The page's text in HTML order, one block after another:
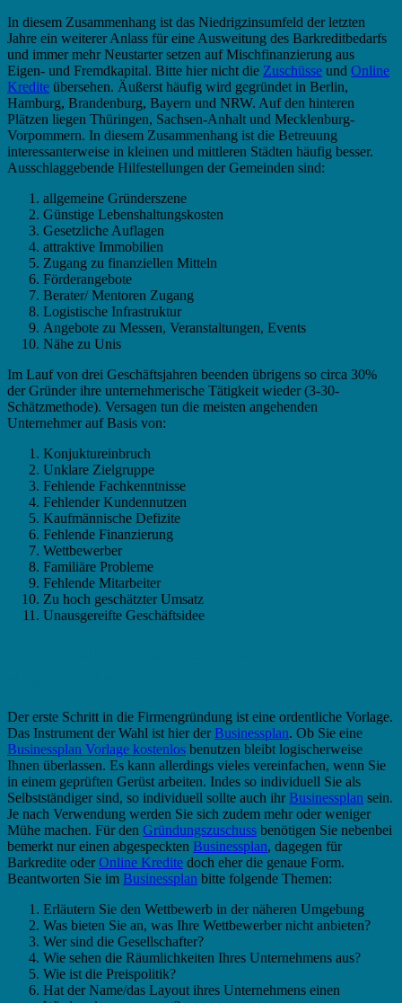
In diesem Zusammenhang ist das Niedrigzinsumfeld der letzten
Jahre ein weiterer Anlass für eine Ausweitung des Barkreditbedarfs
und immer mehr Neustarter setzen auf Mischfinanzierung aus
Eigen- und Fremdkapital. Bitte hier nicht die Zuschüsse und Online
Kredite übersehen. Äußerst häufig wird gegründet in Berlin,
Hamburg, Brandenburg, Bayern und NRW. Auf den hinteren
Plätzen liegen Thüringen, Sachsen-Anhalt und Mecklenburg-
Vorpommern. In diesem Zusammenhang ist die Betreuung
interessanterweise in kleinen und mittleren Städten häufig besser.
Ausschlaggebende Hilfestellungen der Gemeinden sind:
allgemeine Gründerszene
Günstige Lebenshaltungskosten
Gesetzliche Auflagen
attraktive Immobilien
Zugang zu finanziellen Mitteln
Förderangebote
Berater/ Mentoren Zugang
Logistische Infrastruktur
Angebote zu Messen, Veranstaltungen, Events
Nähe zu Unis
Im Lauf von drei Geschäftsjahren beenden übrigens so circa 30%
der Gründer ihre unternehmerische Tätigkeit wieder (3-30-
Schätzmethode). Versagen tun die meisten angehenden
Unternehmer auf Basis von:
Konjuktureinbruch
Unklare Zielgruppe
Fehlende Fachkenntnisse
Fehlender Kundennutzen
Kaufmännische Defizite
Fehlende Finanzierung
Wettbewerber
Familiäre Probleme
Fehlende Mitarbeiter
Zu hoch geschätzter Umsatz
Unausgereifte Geschäftsidee
Der erste Schritt in die Firmengründung ist eine ordentliche Vorlage.
Das Instrument der Wahl ist hier derBusinessplan. Ob Sie eine
Businessplan Vorlage kostenlos benutzen bleibt logischerweise
Ihnen überlassen. Es kann allerdings vieles vereinfachen, wenn Sie
in einem geprüften Gerüst arbeiten. Indes so individuell Sie als
Selbstständiger sind, so individuell sollte auch ihrBusinessplan sein.
Je nach Verwendung werden Sie sich zudem mehr oder weniger
Mühe machen. Für den Gründungszuschuss benötigen Sie nebenbei
bemerkt nur einen abgespeckten Businessplan, dagegen für
Barkredite oderOnline Kredite doch eher die genaue Form.
Beantworten Sie im Businessplan bitte folgende Themen:
Erläutern Sie den Wettbewerb in der näheren Umgebung
Was bieten Sie an, was Ihre Wettbewerber nicht anbieten?
Wer sind die Gesellschafter?
Wie sehen die Räumlichkeiten Ihres Unternehmens aus?
Wie ist die Preispolitik?
Hat der Name/das Layout ihres Unternehmens einen